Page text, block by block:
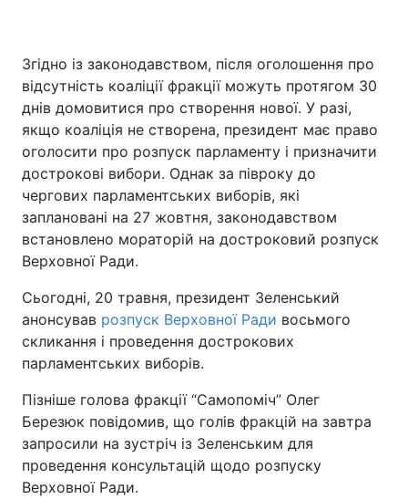
Згідно із законодавством, після оголошення про
відсутність коаліції фракції можуть протягом 30
днів домовитися про створення нової. У разі,
якщо коаліція не створена, президент має право
оголосити про розпуск парламенту і призначити
дострокові вибори. Однак за півроку до
чергових парламентських виборів, які
заплановані на 27 жовтня, законодавством
встановлено мораторій на достроковий розпуск
Верховної Ради.
Сьогодні, 20 травня, президент Зеленський
анонсував розпуск Верховної Ради восьмого
скликання і проведення дострокових
парламентських виборів.
Пізніше голова фракції “Самопоміч” Олег
Березюк повідомив, що голів фракцій на завтра
запросили на зустріч із Зеленським для
проведення консультацій щодо розпуску
Верховної Ради.